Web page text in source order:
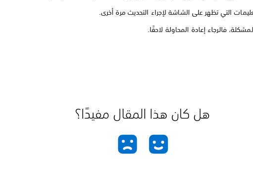
التي تظهر على الشاشة لإجراء التحديث مرة أخرى.
فالرجاء إعادة المحاولة لاحقًا.
هل كان هذا المقال مفيدًا؟